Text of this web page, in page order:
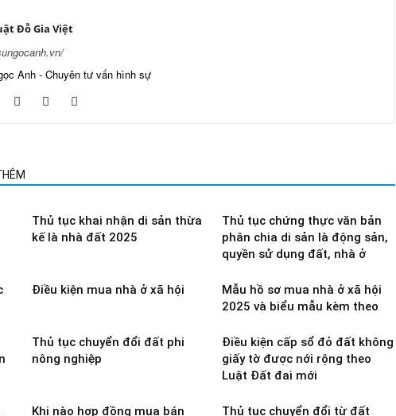
Đỗ Gia Việt
Anh - Chuyên tư vấn hình sự
Thủ tục khai nhận di sản thừa
kế là nhà đất 2025
Thủ tục chứng thực văn bản
phân chia di sản là động sản,
quyền sử dụng đất, nhà ở
Điều kiện mua nhà ở xã hội
Mẫu hồ sơ mua nhà ở xã hội
2025 và biểu mẫu kèm theo
Thủ tục chuyển đổi đất phi
nông nghiệp
Điều kiện cấp sổ đỏ đất không
giấy tờ được nới rộng theo
Luật Đất đai mới
Khi nào hợp đồng mua bán Thủ tục chuyển đổi từ đất